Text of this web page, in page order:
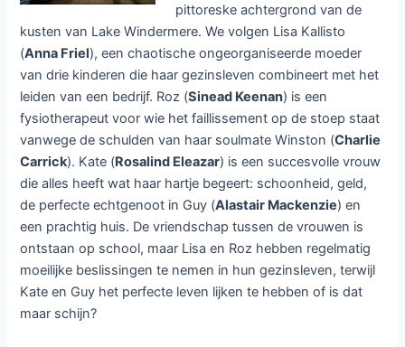
pittoreske achtergrond van de
kusten van Lake Windermere. We volgen Lisa Kallisto
(Anna Friel), een chaotische ongeorganiseerde moeder
van drie kinderen die haar gezinsleven combineert met het
leiden van een bedrijf. Roz (Sinead Keenan) is een
fysiotherapeut voor wie het faillissement op de stoep staat
vanwege de schulden van haar soulmate Winston (Charlie
Carrick). Kate (Rosalind Eleazar) is een succesvolle vrouw
die alles heeft wat haar hartje begeert: schoonheid, geld,
de perfecte echtgenoot in Guy (Alastair Mackenzie) en
een prachtig huis. De vriendschap tussen de vrouwen is
ontstaan op school, maar Lisa en Roz hebben regelmatig
moeilijke beslissingen te nemen in hun gezinsleven, terwijl
Kate en Guy het perfecte leven lijken te hebben of is dat
maar schijn?